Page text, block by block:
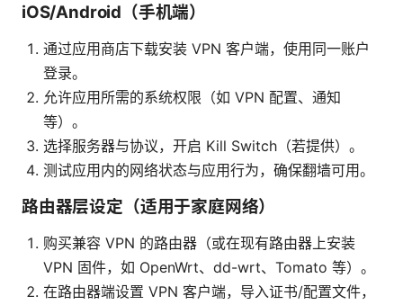
iOS/Android（手机端）
通过应用商店下载安装 VPN 客户端，使用同一账户
登录。
允许应用所需的系统权限（如 VPN 配置、通知
等）。
选择服务器与协议，开启 Kill Switch（若提供）。
测试应用内的网络状态与应用行为，确保翻墙可用。
路由器层设定（适用于家庭网络）
购买兼容 VPN 的路由器（或在现有路由器上安装
VPN 固件，如 OpenWrt、dd-wrt、Tomato 等）。
在路由器端设置 VPN 客户端，导入证书/配置文件，